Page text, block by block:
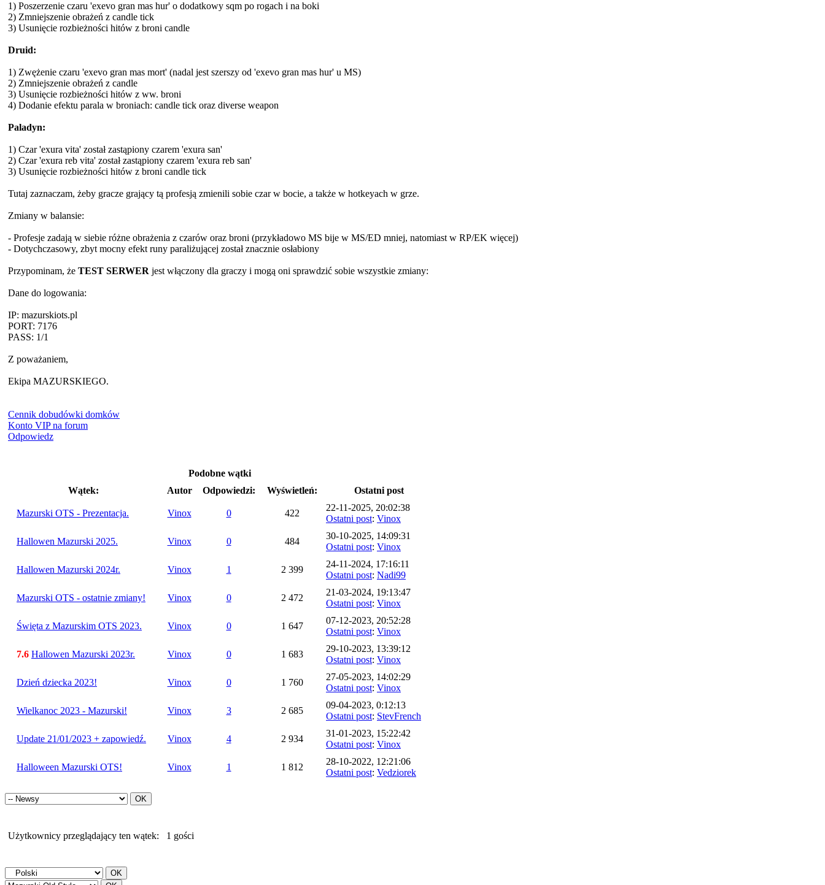
1) Poszerzenie czaru 'exevo gran mas hur' o dodatkowy sqm po rogach i na boki
2) Zmniejszenie obrażeń z candle tick
3) Usunięcie rozbieżności hitów z broni candle
Druid:
1) Zwężenie czaru 'exevo gran mas mort' (nadal jest szerszy od 'exevo gran mas hur' u MS)
2) Zmniejszenie obrażeń z candle
3) Usunięcie rozbieżności hitów z ww. broni
4) Dodanie efektu parala w broniach: candle tick oraz diverse weapon
Paladyn:
1) Czar 'exura vita' został zastąpiony czarem 'exura san'
2) Czar 'exura reb vita' został zastąpiony czarem 'exura reb san'
3) Usunięcie rozbieżności hitów z broni candle tick
Tutaj zaznaczam, żeby gracze grający tą profesją zmienili sobie czar w bocie, a także w hotkeyach w grze.
Zmiany w balansie:
- Profesje zadają w siebie różne obrażenia z czarów oraz broni (przykładowo MS bije w MS/ED mniej, natomiast w RP/EK więcej)
- Dotychczasowy, zbyt mocny efekt runy paraliżującej został znacznie osłabiony
Przypominam, że TEST SERWER jest włączony dla graczy i mogą oni sprawdzić sobie wszystkie zmiany:
Dane do logowania:
IP: mazurskiots.pl
PORT: 7176
PASS: 1/1
Z poważaniem,
Ekipa MAZURSKIEGO.
Cennik dobudówki domków
Konto VIP na forum
Odpowiedz
Podobne wątki
Wątek:
Autor Odpowiedzi: Wyświetleń: Ostatni post
Mazurski OTS - Prezentacja. Vinox 0 422
22-11-2025, 20:02:38
Ostatni post: Vinox
Hallowen Mazurski 2025. Vinox 0 484
30-10-2025, 14:09:31
Ostatni post: Vinox
Hallowen Mazurski 2024r. Vinox 1 2 399
24-11-2024, 17:16:11
Ostatni post: Nadi99
Mazurski OTS - ostatnie zmiany! Vinox 0 2 472
21-03-2024, 19:13:47
Ostatni post: Vinox
Święta z Mazurskim OTS 2023. Vinox 0 1 647
07-12-2023, 20:52:28
Ostatni post: Vinox
7.6 Hallowen Mazurski 2023r. Vinox 0 1 683
29-10-2023, 13:39:12
Ostatni post: Vinox
Dzień dziecka 2023! Vinox 0 1 760
27-05-2023, 14:02:29
Ostatni post: Vinox
Wielkanoc 2023 - Mazurski! Vinox 3 2 685
09-04-2023, 0:12:13
Ostatni post: StevFrench
Update 21/01/2023 + zapowiedź. Vinox 4 2 934
31-01-2023, 15:22:42
Ostatni post: Vinox
Halloween Mazurski OTS! Vinox 1 1 812
28-10-2022, 12:21:06
Ostatni post: Vedziorek
Użytkownicy przeglądający ten wątek: 1 gości